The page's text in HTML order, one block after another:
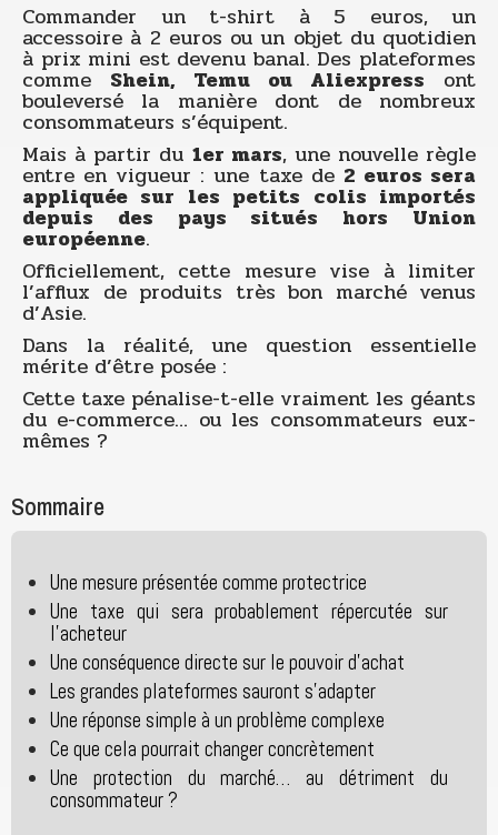
Commander un t-shirt à 5 euros, un
accessoire à 2 euros ou un objet du quotidien
à prix mini est devenu banal. Des plateformes
comme Shein, Temu ou Aliexpress ont
bouleversé la manière dont de nombreux
consommateurs s’équipent.
Mais à partir du 1er mars, une nouvelle règle
entre en vigueur : une taxe de 2 euros sera
appliquée sur les petits colis importés
depuis des pays situés hors Union
européenne.
Officiellement, cette mesure vise à limiter
l’afflux de produits très bon marché venus
d’Asie.
Dans la réalité, une question essentielle
mérite d’être posée :
Cette taxe pénalise-t-elle vraiment les géants
du e-commerce… ou les consommateurs eux-
mêmes ?
Sommaire
Une mesure présentée comme protectrice
Une taxe qui sera probablement répercutée sur
l’acheteur
Une conséquence directe sur le pouvoir d’achat
Les grandes plateformes sauront s’adapter
Une réponse simple à un problème complexe
Ce que cela pourrait changer concrètement
Une protection du marché… au détriment du
consommateur ?